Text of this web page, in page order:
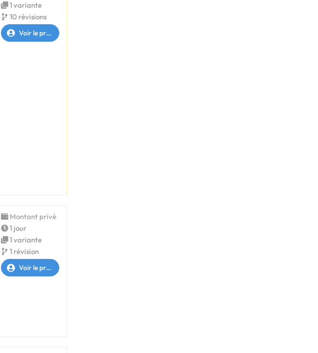
1 variante
10 révisions
Voir le profil
Montant privé
1 jour
1 variante
1 révision
Voir le profil